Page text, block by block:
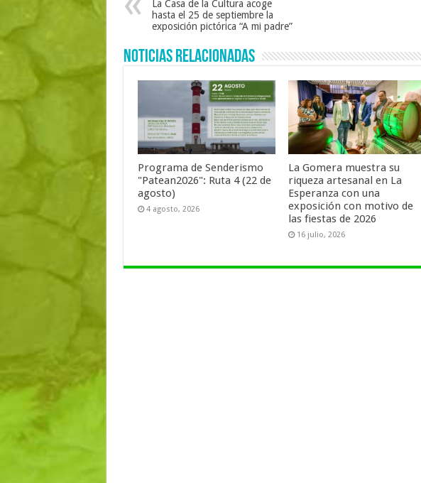
La Casa de la Cultura acoge
hasta el 25 de septiembre la
exposición pictórica “A mi padre”
Noticias Relacionadas
Programa de Senderismo
"Patean2026": Ruta 4 (22 de
agosto)
4 agosto, 2026
La Gomera muestra su
riqueza artesanal en La
Esperanza con una
exposición con motivo de
las fiestas de 2026
16 julio, 2026